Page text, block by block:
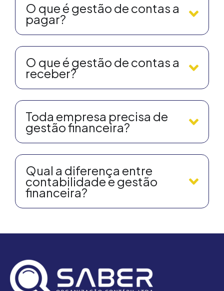
O que é gestão de contas a
pagar?
O que é gestão de contas a
receber?
Toda empresa precisa de
gestão financeira?
Qual a diferença entre
contabilidade e gestão
financeira?